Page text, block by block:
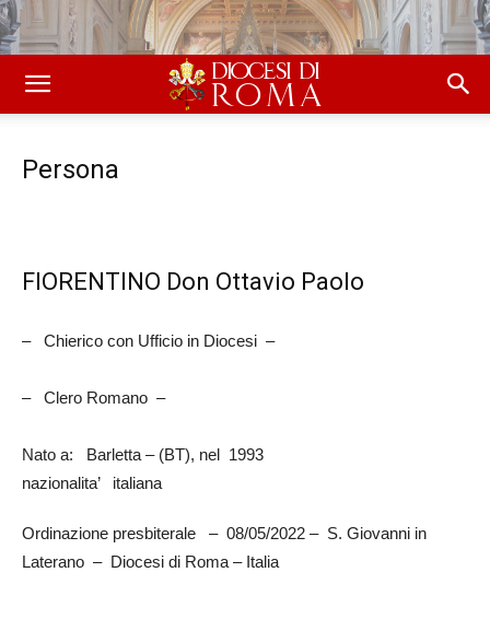
Persona
FIORENTINO Don Ottavio Paolo
– Chierico con Ufficio in Diocesi –
– Clero Romano –
Nato a: Barletta – (BT), nel 1993
nazionalita’ italiana
Ordinazione presbiterale – 08/05/2022 – S. Giovanni in
Laterano – Diocesi di Roma – Italia